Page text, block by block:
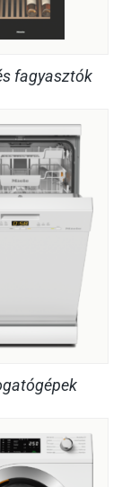
fagyasztók